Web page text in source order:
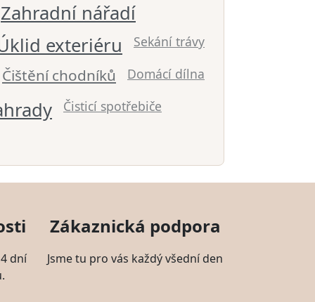
Zahradní nářadí
exteriéru Sekání trávy
Čištění chodníků Domácí dílna
Čisticí spotřebiče
dní
Zákaznická podpora
Jsme tu pro vás každý všední den